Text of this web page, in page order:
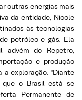
outras energias mais
da entidade, Nicole
às tecnologias
petróleo e gás. Ela
advém do Repetro,
e produção
a exploração. “Diante
que o Brasil está se
Permanente de